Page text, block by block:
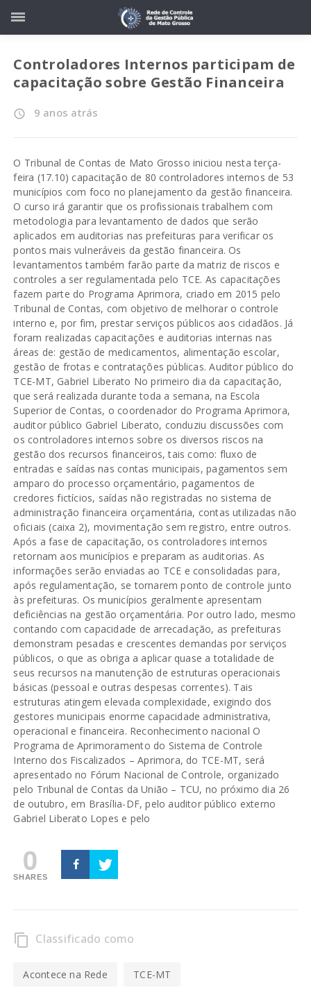
Controladores Internos participam de
capacitação sobre Gestão Financeira
access_time 9 anos atrás
O Tribunal de Contas de Mato Grosso iniciou nesta terça-
feira (17.10) capacitação de 80 controladores internos de 53
municípios com foco no planejamento da gestão financeira.
O curso irá garantir que os profissionais trabalhem com
metodologia para levantamento de dados que serão
aplicados em auditorias nas prefeituras para verificar os
pontos mais vulneráveis da gestão financeira. Os
levantamentos também farão parte da matriz de riscos e
controles a ser regulamentada pelo TCE. As capacitações
fazem parte do Programa Aprimora, criado em 2015 pelo
Tribunal de Contas, com objetivo de melhorar o controle
interno e, por fim, prestar serviços públicos aos cidadãos. Já
foram realizadas capacitações e auditorias internas nas
áreas de: gestão de medicamentos, alimentação escolar,
gestão de frotas e contratações públicas. Auditor público do
TCE-MT, Gabriel Liberato No primeiro dia da capacitação,
que será realizada durante toda a semana, na Escola
Superior de Contas, o coordenador do Programa Aprimora,
auditor público Gabriel Liberato, conduziu discussões com
os controladores internos sobre os diversos riscos na
gestão dos recursos financeiros, tais como: fluxo de
entradas e saídas nas contas municipais, pagamentos sem
amparo do processo orçamentário, pagamentos de
credores fictícios, saídas não registradas no sistema de
administração financeira orçamentária, contas utilizadas não
oficiais (caixa 2), movimentação sem registro, entre outros.
Após a fase de capacitação, os controladores internos
retornam aos municípios e preparam as auditorias. As
informações serão enviadas ao TCE e consolidadas para,
após regulamentação, se tornarem ponto de controle junto
às prefeituras. Os municípios geralmente apresentam
deficiências na gestão orçamentária. Por outro lado, mesmo
contando com capacidade de arrecadação, as prefeituras
demonstram pesadas e crescentes demandas por serviços
públicos, o que as obriga a aplicar quase a totalidade de
seus recursos na manutenção de estruturas operacionais
básicas (pessoal e outras despesas correntes). Tais
estruturas atingem elevada complexidade, exigindo dos
gestores municipais enorme capacidade administrativa,
operacional e financeira. Reconhecimento nacional O
Programa de Aprimoramento do Sistema de Controle
Interno dos Fiscalizados – Aprimora, do TCE-MT, será
apresentado no Fórum Nacional de Controle, organizado
pelo Tribunal de Contas da União – TCU, no próximo dia 26
de outubro, em Brasília-DF, pelo auditor público externo
Gabriel Liberato Lopes e pelo
0
SHARES
content_copy Classificado como
Acontece na Rede TCE-MT